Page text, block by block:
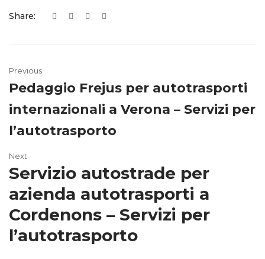
Share:
Previous
Pedaggio Frejus per autotrasporti
internazionali a Verona – Servizi per
l’autotrasporto
Next
Servizio autostrade per
azienda autotrasporti a
Cordenons – Servizi per
l’autotrasporto